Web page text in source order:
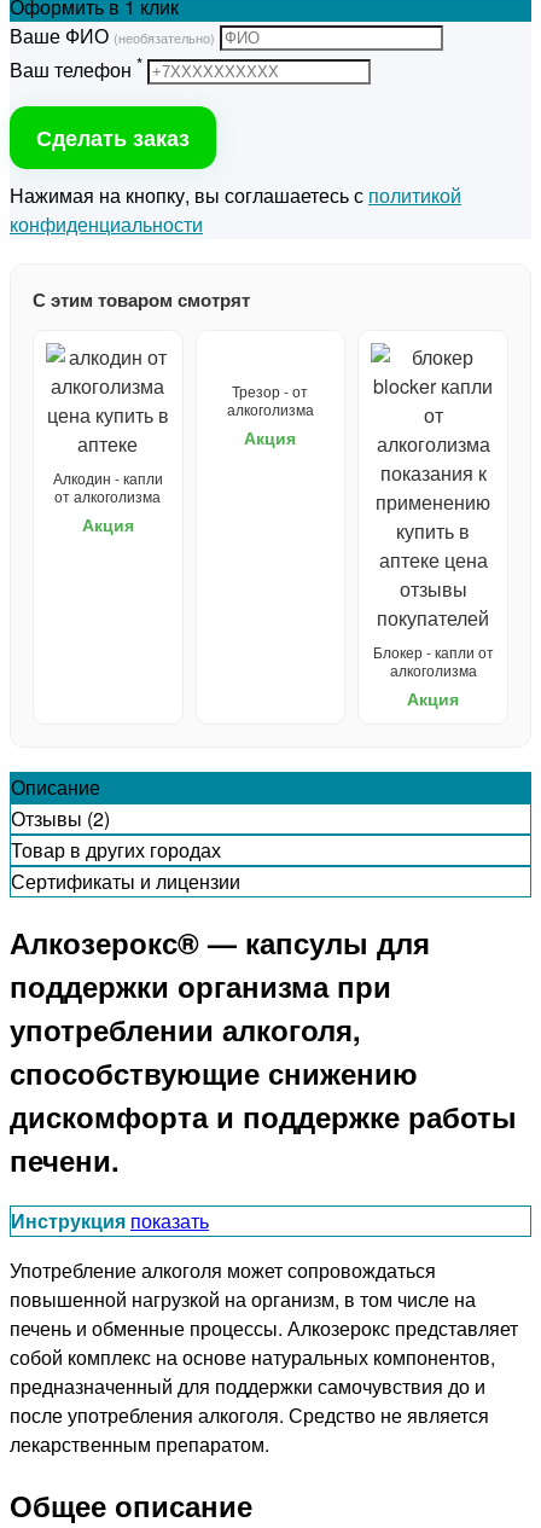
Оформить в 1 клик
Ваше ФИО (необязательно)
Ваш телефон *
Сделать заказ
Нажимая на кнопку, вы соглашаетесь с политикой
конфиденциальности
С этим товаром смотрят
Алкодин - капли
от алкоголизма
Акция
Трезор - от
алкоголизма
Акция
Блокер - капли от
алкоголизма
Акция
Описание
Отзывы (2)
Товар в других городах
Сертификаты и лицензии
Алкозерокс® — капсулы для
поддержки организма при
употреблении алкоголя,
способствующие снижению
дискомфорта и поддержке работы
печени.
Инструкция показать
Употребление алкоголя может сопровождаться
повышенной нагрузкой на организм, в том числе на
печень и обменные процессы. Алкозерокс представляет
собой комплекс на основе натуральных компонентов,
предназначенный для поддержки самочувствия до и
после употребления алкоголя. Средство не является
лекарственным препаратом.
Общее описание